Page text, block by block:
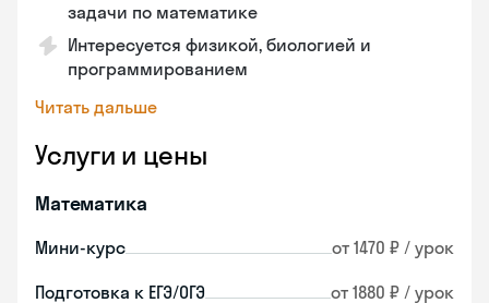
задачи по математике
Интересуется физикой, биологией и
программированием
Читать дальше
Услуги и цены
Математика
Мини-курс от 1470 ₽ / урок
Подготовка к ЕГЭ/ОГЭ от 1880 ₽ / урок